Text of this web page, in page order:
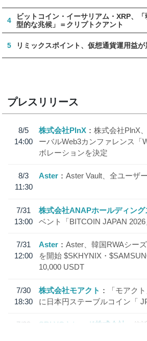
4
ビットコイン・イーサリアム・XRP、
型的な兆候」＝クリプトクアント
5 リミックスポイント、仮想通貨運用益
プレスリリース
8/5
14:00
株式会社PlnX
株式会社PlnX
ーバルWeb3カンファレンス「
ボレーションを決定
8/3
11:30
Aster Aster Vault、全ユーザ
7/31
13:00
株式会社ANAPホールディング
ベント「BITCOIN JAPAN
7/31
12:00
Aster
Aster、韓国RWAシー
を開始 $SKHYNIX・
10,000 USDT
7/30
18:30
株式会社モアクト
「モアク
に日本円ステーブルコイン「
7/29
SBI VCトレード株式会社
信